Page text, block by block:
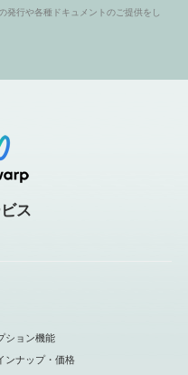
発行や各種ドキュメントのご提供をし
ス
ション機能
ンナップ・価格